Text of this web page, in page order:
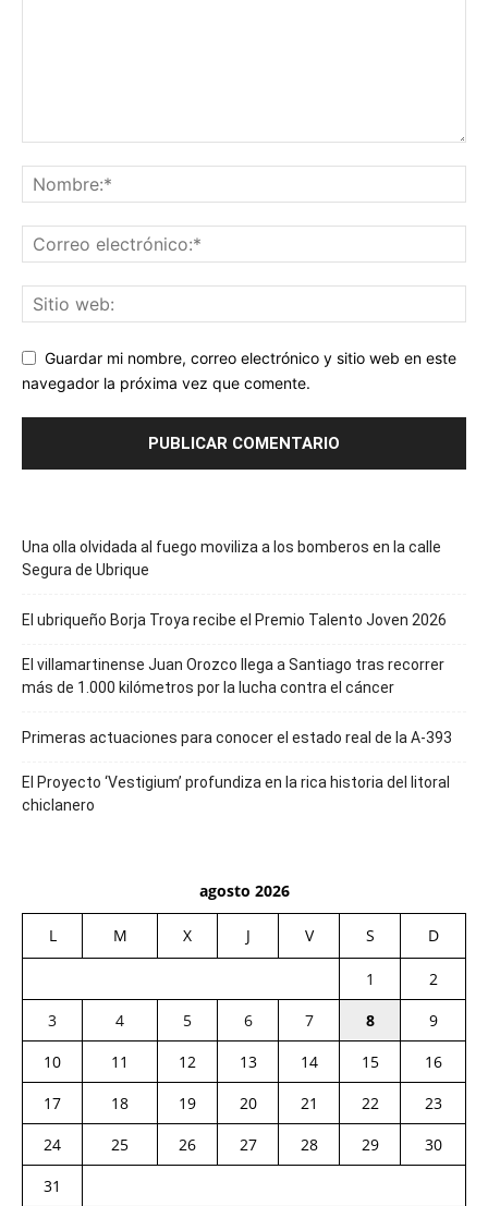
Guardar mi nombre, correo electrónico y sitio web en este
navegador la próxima vez que comente.
Una olla olvidada al fuego moviliza a los bomberos en la calle
Segura de Ubrique
El ubriqueño Borja Troya recibe el Premio Talento Joven 2026
El villamartinense Juan Orozco llega a Santiago tras recorrer
más de 1.000 kilómetros por la lucha contra el cáncer
Primeras actuaciones para conocer el estado real de la A-393
El Proyecto ‘Vestigium’ profundiza en la rica historia del litoral
chiclanero
agosto 2026
L M X J V S D
1
2
3
4 5 6 7 8
9
10
11 12 13 14 15
16
17
18 19 20 21 22
23
24
25 26 27 28 29
30
31